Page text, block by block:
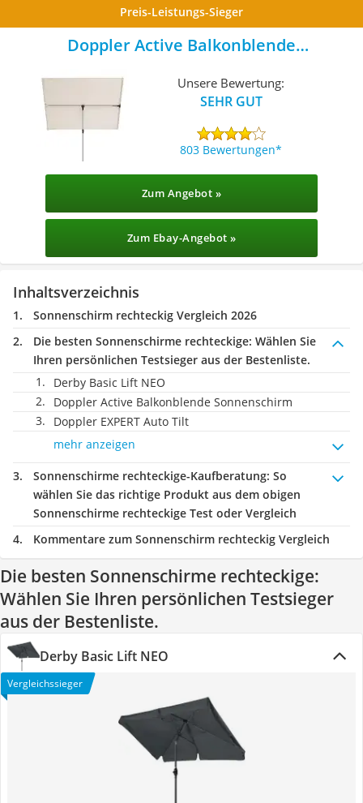
Preis-Leistungs-Sieger
Doppler Active Balkonblende
Unsere Bewertung:
SEHR GUT
803 Bewertungen
Zum Angebot »
Zum Ebay-Angebot »
Inhaltsverzeichnis
Sonnenschirm rechteckig Vergleich 2026
Die besten Sonnenschirme rechteckige: Wählen Sie
Ihren persönlichen Testsieger aus der Bestenliste.
Derby Basic Lift NEO
Doppler Active Balkonblende Sonnenschirm
Doppler EXPERT Auto Tilt
mehr anzeigen
Sonnenschirme rechteckige-Kaufberatung: So
wählen Sie das richtige Produkt aus dem obigen
Sonnenschirme rechteckige Test oder Vergleich
Kommentare zum Sonnenschirm rechteckig Vergleich
Die besten Sonnenschirme rechteckige:
Wählen Sie Ihren persönlichen Testsieger
aus der Bestenliste.
Derby Basic Lift NEO
Vergleichssieger